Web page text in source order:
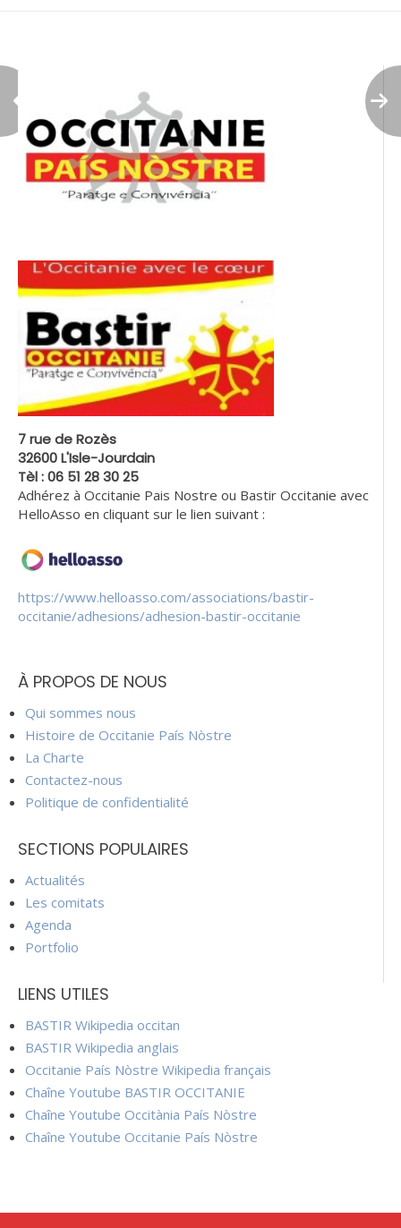
7 rue de Rozès
32600 L'Isle-Jourdain
Tèl : 06 51 28 30 25
Adhérez à Occitanie Pais Nostre ou Bastir Occitanie avec
HelloAsso en cliquant sur le lien suivant :
https://www.helloasso.com/associations/bastir-
occitanie/adhesions/adhesion-bastir-occitanie
À PROPOS DE NOUS
Qui sommes nous
Histoire de Occitanie País Nòstre
La Charte
Contactez-nous
Politique de confidentialité
SECTIONS POPULAIRES
Actualités
Les comitats
Agenda
Portfolio
LIENS UTILES
BASTIR Wikipedia occitan
BASTIR Wikipedia anglais
Occitanie País Nòstre Wikipedia français
Chaîne Youtube BASTIR OCCITANIE
Chaîne Youtube Occitània País Nòstre
Chaîne Youtube Occitanie País Nòstre